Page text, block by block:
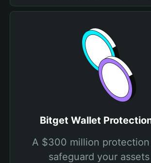
Bitget Wallet
A $300 million
safeguard your